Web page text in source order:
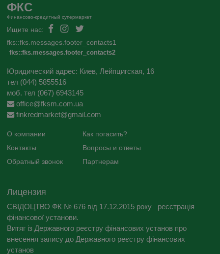
ФКС
Финансово-кредитный супермаркет
Ищите нас:
fks::fks.messages.footer_contacts1
fks::fks.messages.footer_contacts2
Юридический адрес: Киев, Лейпцигская, 16
тел (044) 5855516
моб. тел (067) 6943145
office@fksm.com.ua
finkredmarket@gmail.com
О компании
Контакты
Обратный звонок
Как погасить?
Вопросы и ответы
Партнерам
Лицензия
СВІДОЦТВО ФК № 676 від 17.12.2015 року –реєстрація
фінансової установи.
Витяг із Державного реєстру фінансових установ про
внесення запису до Державного реєстру фінансових
установ